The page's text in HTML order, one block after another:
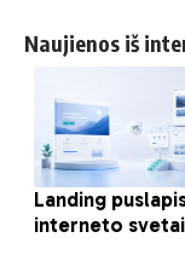
Naujienos iš